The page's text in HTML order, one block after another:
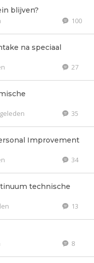
blijven?
100
na speciaal
27
35
Improvement
34
technische
13
8